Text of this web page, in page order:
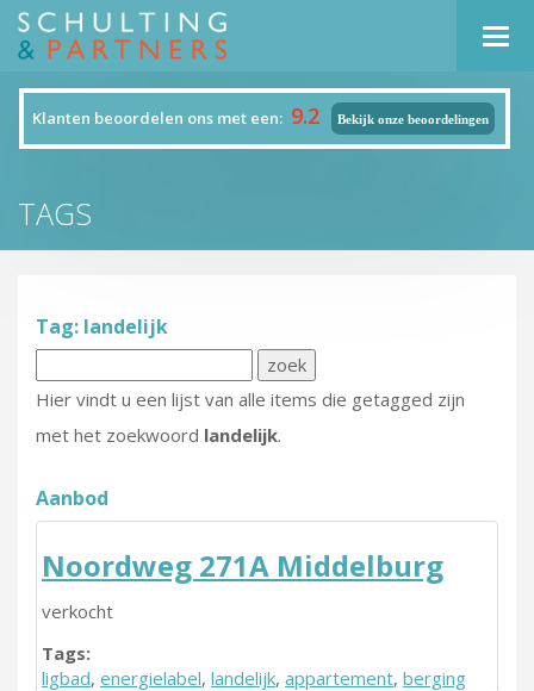
Klanten beoordelen ons met een: 9.2 Bekijk onze beoordelingen
TAGS
Tag: landelijk
Hier vindt u een lijst van alle items die getagged zijn
met het zoekwoord landelijk.
Aanbod
Noordweg 271A Middelburg
verkocht
Tags:
ligbad, energielabel, landelijk, appartement, berging